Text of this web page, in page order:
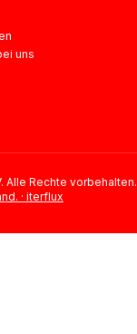
uns
Alle Rechte vorbehalten.
· iterflux